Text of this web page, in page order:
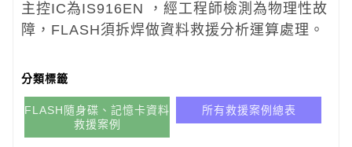
主控IC為IS916EN ，經工程師檢測為物理性故
障，FLASH須拆焊做資料救援分析運算處理。
分類標籤
FLASH隨身碟、記憶卡資料
救援案例
所有救援案例總表